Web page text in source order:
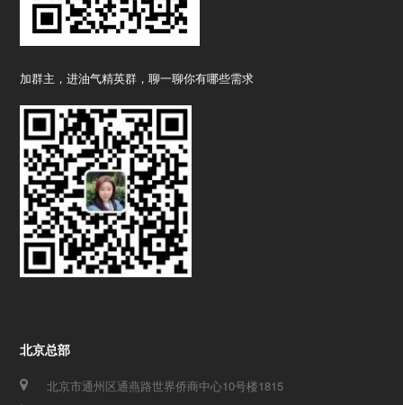
加群主，进油气精英群，聊一聊你有哪些需求
北京总部
北京市通州区通燕路世界侨商中心10号楼1815